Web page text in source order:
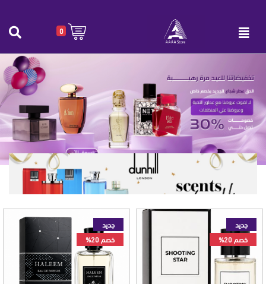
0
أحدث المنتجات الرئيسية|أحدث المنتجات
جديد
خصم 20%
جديد
خصم 20%